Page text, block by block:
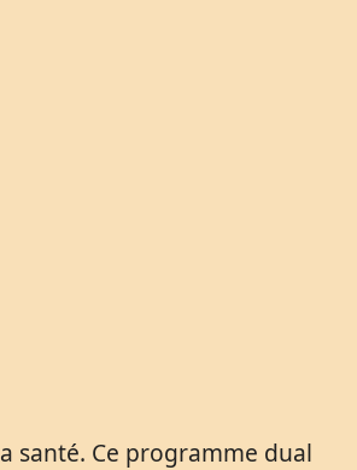
santé. Ce programme dual